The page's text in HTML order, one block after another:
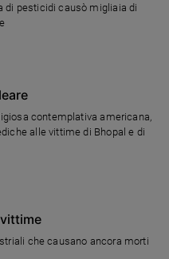
di pesticidi causò migliaia di
contemplativa americana,
alle vittime di Bhopal e di
che causano ancora morti